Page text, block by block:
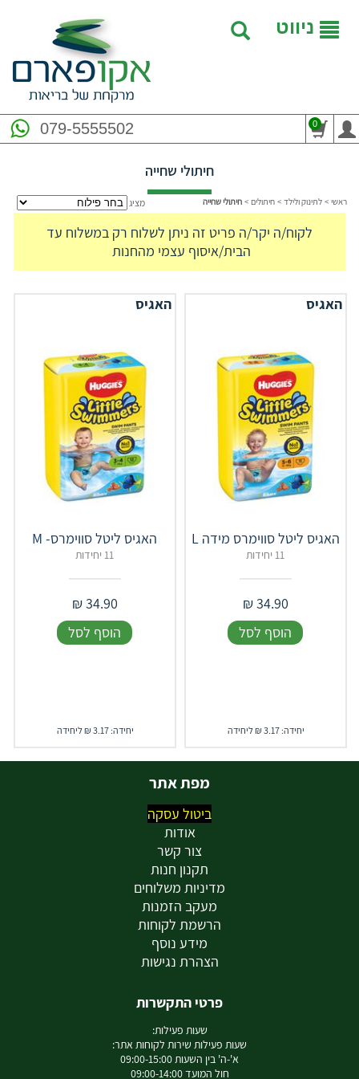
ניווט
079-5555502 0
חיתולי שחייה
ראשי > לתינוק ולילד > חיתולים > חיתולי שחייה מציג
לקוח/ה יקר/ה פריט זה ניתן לשלוח רק במשלוח עד
הבית/איסוף עצמי מהחנות
האגיס
האגיס ליטל סווימרס מידה L
11 יחידות
34.90
₪
הוסף לסל
יחידה: 3.17 ₪ ליחידה
האגיס
האגיס ליטל סווימרס- M
11 יחידות
34.90
₪
הוסף לסל
יחידה: 3.17 ₪ ליחידה
מפת אתר
ביטול עסקה
אודות
צור קשר
תקנון חנות
מדיניות משלוחים
מעקב הזמנות
הרשמת לקוחות
מידע נוסף
הצהרת נגישות
פרטי התקשרות
שעות פעילות:
שעות פעילות שירות לקוחות אתר:
א'-ה' בין השעות 09:00-15:00
חול המועד 09:00-14:00